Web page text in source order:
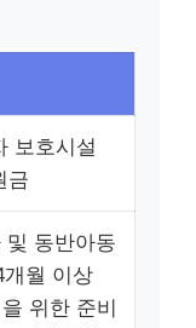
보호시설
금
및 동반아동
월 이상
위한 준비